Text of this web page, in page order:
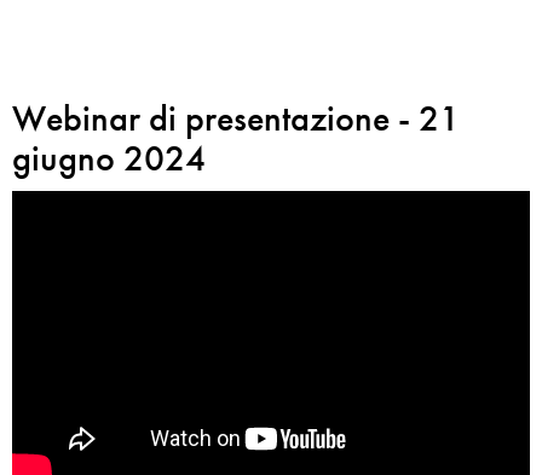
Webinar di presentazione - 21
giugno 2024